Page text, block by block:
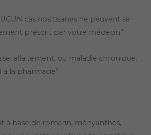
cas nos tisanes ne peuvent se
prescrit par votre médecin”
allaitement, ou maladie chronique,
la pharmacie”
à base de romarin, ményanthes,